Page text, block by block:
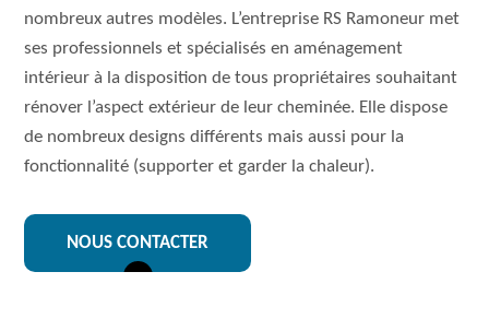
nombreux autres modèles. L’entreprise RS Ramoneur met
ses professionnels et spécialisés en aménagement
intérieur à la disposition de tous propriétaires souhaitant
rénover l’aspect extérieur de leur cheminée. Elle dispose
de nombreux designs différents mais aussi pour la
fonctionnalité (supporter et garder la chaleur).
NOUS CONTACTER